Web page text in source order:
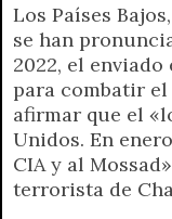
Los Países
se han
2022, el
para combatir
afirmar que el
Unidos. En
CIA y al
terrorista de